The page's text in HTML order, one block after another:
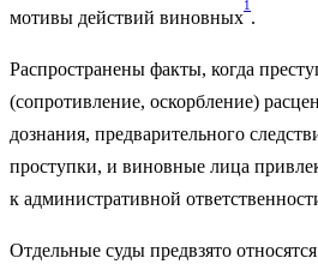
мотивы действий виновных
1
.
Распространены факты, когда
(сопротивление, оскорбление)
дознания, предварительного
проступки, и виновные лица
к административной
Отдельные суды предвзято